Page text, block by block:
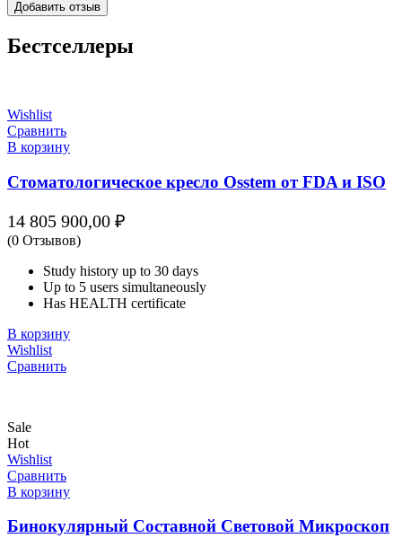
Бестселлеры
Wishlist
Сравнить
В корзину
Стоматологическое кресло Osstem от FDA и ISO
14 805 900,00 ₽
(0 Отзывов)
Study history up to 30 days
Up to 5 users simultaneously
Has HEALTH certificate
В корзину
Wishlist
Сравнить
Sale
Hot
Wishlist
Сравнить
В корзину
Бинокулярный Составной Световой Микроскоп